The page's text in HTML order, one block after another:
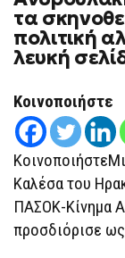
τα
πολιτική
λευκή
Κοινοποιήστε
Καλέσα του
ΠΑΣΟΚ-Κίνημα
προσδιόρισε